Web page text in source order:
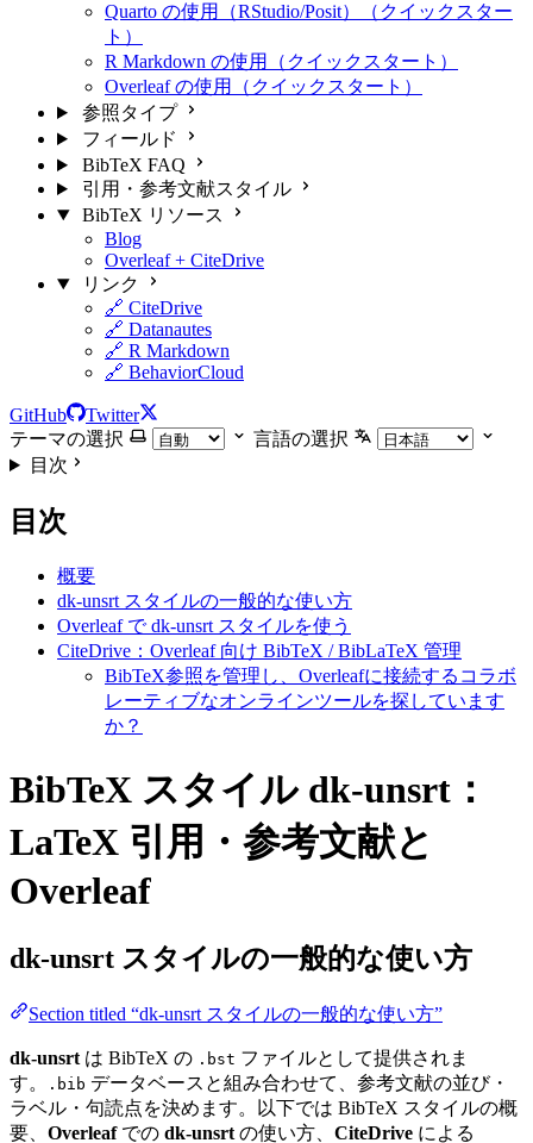
Quarto の使用（RStudio/Posit）（クイックスター
ト）
R Markdown の使用（クイックスタート）
Overleaf の使用（クイックスタート）
参照タイプ
フィールド
BibTeX FAQ
引用・参考文献スタイル
BibTeX リソース
Blog
Overleaf + CiteDrive
リンク
🔗 CiteDrive
🔗 Datanautes
🔗 R Markdown
🔗 BehaviorCloud
GitHub
Twitter
テーマの選択
言語の選択
目次
目次
概要
dk-unsrt スタイルの一般的な使い方
Overleaf で dk-unsrt スタイルを使う
CiteDrive：Overleaf 向け BibTeX / BibLaTeX 管理
BibTeX参照を管理し、Overleafに接続するコラボ
レーティブなオンラインツールを探しています
か？
BibTeX スタイル dk-unsrt：
LaTeX 引用・参考文献と
Overleaf
dk-unsrt スタイルの一般的な使い方
Section titled “dk-unsrt スタイルの一般的な使い方”
dk-unsrt は BibTeX の .bst ファイルとして提供されま
す。
.bib データベースと組み合わせて、参考文献の並び・
ラベル・句読点を決めます。以下では BibTeX スタイルの概
要、 Overleafでの dk-unsrt の使い方、 CiteDrive による